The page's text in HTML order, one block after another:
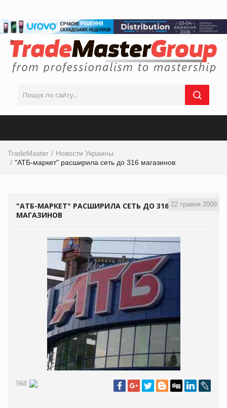
TradeMaster
Новости Украины
"АТБ-маркет" расширила сеть до 316 магазинов
22 травня 2009
"АТБ-МАРКЕТ" РАСШИРИЛА СЕТЬ ДО 316
МАГАЗИНОВ
568